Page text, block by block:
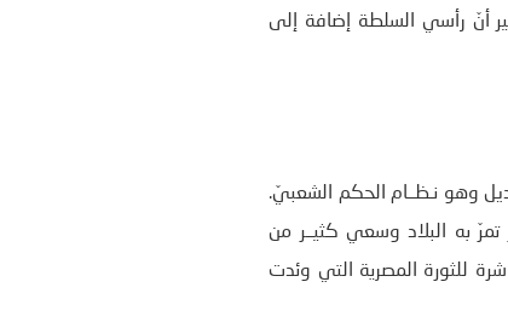
أنّ رأسي السلطة إضافة إلى
وهو نـظــام الحكم الشعبيّ.
به البلاد وسعي كثيــر من
للثورة المصرية التي وئدت